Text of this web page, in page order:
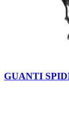
Bianco
Verde
GUANTI